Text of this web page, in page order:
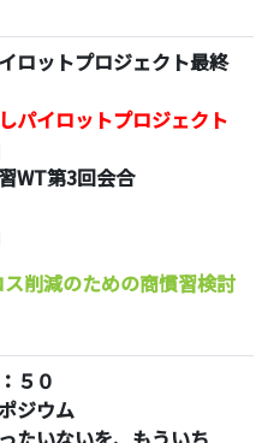
ロットプロジェクト最終
パイロットプロジェクト
WT第3回会合
削減のための商慣習検討
５０
ジウム